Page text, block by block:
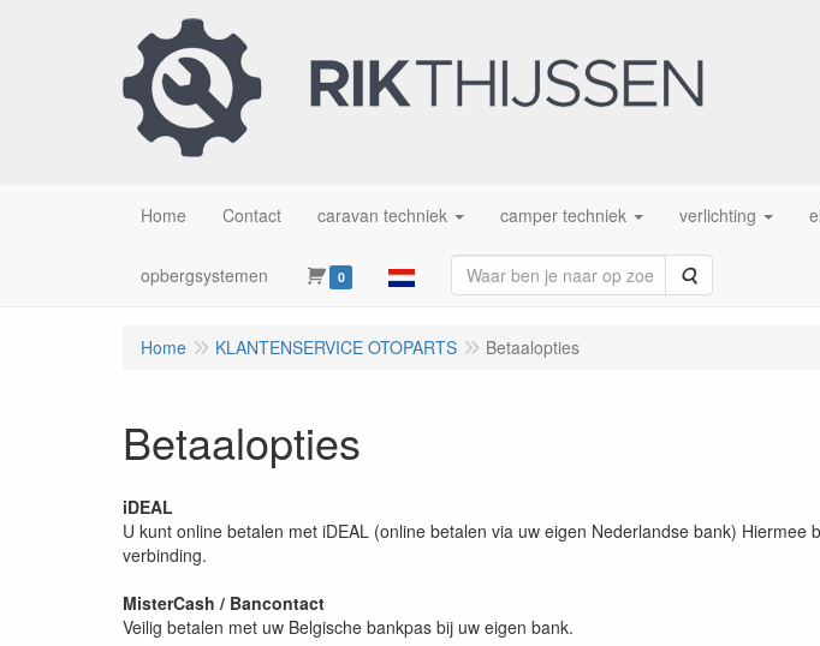
Home Contact caravan techniek camper techniek verlichting
opbergsystemen 0 Zoeken
Home KLANTENSERVICE OTOPARTS Betaalopties
Betaalopties
iDEAL
U kunt online betalen met iDEAL (online betalen via uw eigen Nederlandse bank)
verbinding.
MisterCash / Bancontact
Veilig betalen met uw Belgische bankpas bij uw eigen bank.